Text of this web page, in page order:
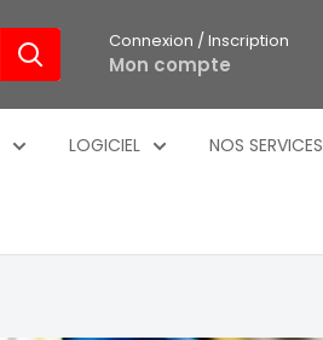
Connexion / Inscription
Mon compte
LOGICIEL NOS SERVICES